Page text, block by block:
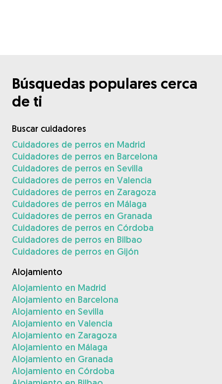
Búsquedas populares cerca
de ti
Buscar cuidadores
Cuidadores de perros en Madrid
Cuidadores de perros en Barcelona
Cuidadores de perros en Sevilla
Cuidadores de perros en Valencia
Cuidadores de perros en Zaragoza
Cuidadores de perros en Málaga
Cuidadores de perros en Granada
Cuidadores de perros en Córdoba
Cuidadores de perros en Bilbao
Cuidadores de perros en Gijón
Alojamiento
Alojamiento en Madrid
Alojamiento en Barcelona
Alojamiento en Sevilla
Alojamiento en Valencia
Alojamiento en Zaragoza
Alojamiento en Málaga
Alojamiento en Granada
Alojamiento en Córdoba